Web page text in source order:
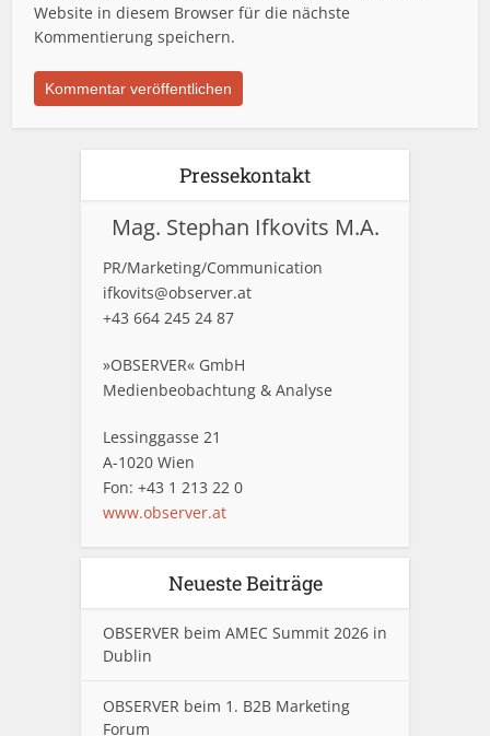
Website in diesem Browser für die nächste
Kommentierung speichern.
Pressekontakt
Mag. Stephan Ifkovits M.A.
PR/Marketing/Communication
ifkovits@observer.at
+43 664 245 24 87
»OBSERVER« GmbH
Medienbeobachtung & Analyse
Lessinggasse 21
A-1020 Wien
Fon: +43 1 213 22 0
www.observer.at
Neueste Beiträge
OBSERVER beim AMEC Summit 2026 in
Dublin
OBSERVER beim 1. B2B Marketing
Forum